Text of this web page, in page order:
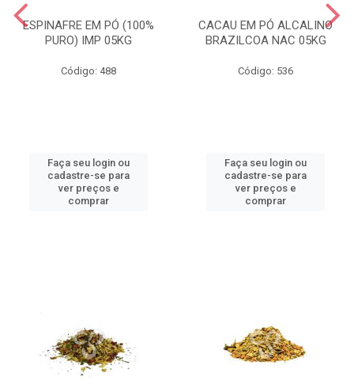
ESPINAFRE EM PÓ (100%
PURO) IMP 05KG
Código: 488
Faça seu login ou
cadastre-se para
ver preços e
comprar
CACAU EM PÓ ALCALINO
BRAZILCOA NAC 05KG
Código: 536
Faça seu login ou
cadastre-se para
ver preços e
comprar